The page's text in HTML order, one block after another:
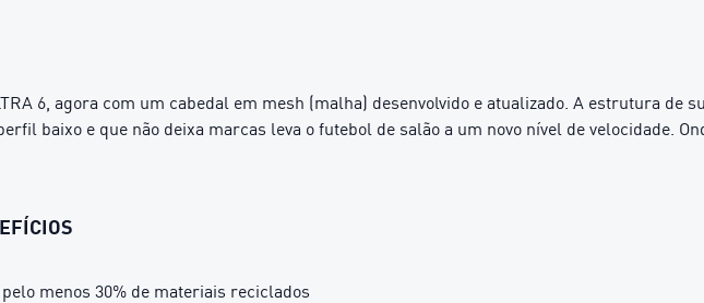
6, agora com um cabedal em mesh (malha) desenvolvido e atualizado. A estrutura de
baixo e que não deixa marcas leva o futebol de salão a um novo nível de velocidade.
menos 30% de materiais reciclados